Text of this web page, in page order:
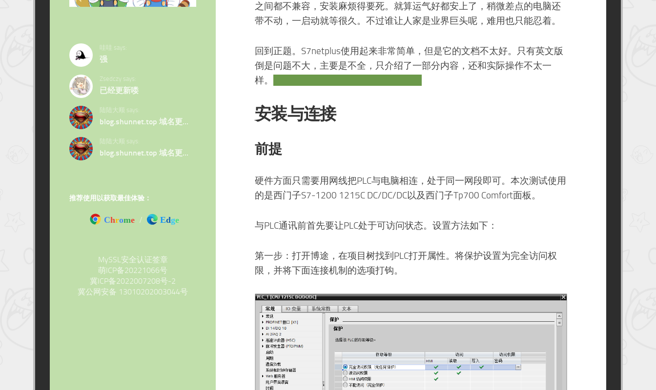
哇哇 says:
强
Zsedczy says:
已经更新喽
陆陆大顺 says:
blog.shunnet.top 域名更…
陆陆大顺 says:
blog.shunnet.top 域名更…
推荐使用以获取最佳体验：
Chrome/ Edge
MySSL安全认证签章
萌ICP备20221066号
冀ICP备2022007208号-2
冀公网安备 13010202003044号
之间都不兼容，安装麻烦得要死。就算运气好都安上了，稍微差点的电脑还
带不动，一启动就等很久。不过谁让人家是业界巨头呢，难用也只能忍着。
回到正题。S7netplus使用起来非常简单，但是它的文档不太好。只有英文版
倒是问题不大，主要是不全，只介绍了一部分内容，还和实际操作不太一
样。
安装与连接
前提
硬件方面只需要用网线把PLC与电脑相连，处于同一网段即可。本次测试使用
的是西门子S7-1200 1215C DC/DC/DC以及西门子Tp700 Comfort面板。
与PLC通讯前首先要让PLC处于可访问状态。设置方法如下：
第一步：打开博途，在项目树找到PLC打开属性。将保护设置为完全访问权
限，并将下面连接机制的选项打钩。